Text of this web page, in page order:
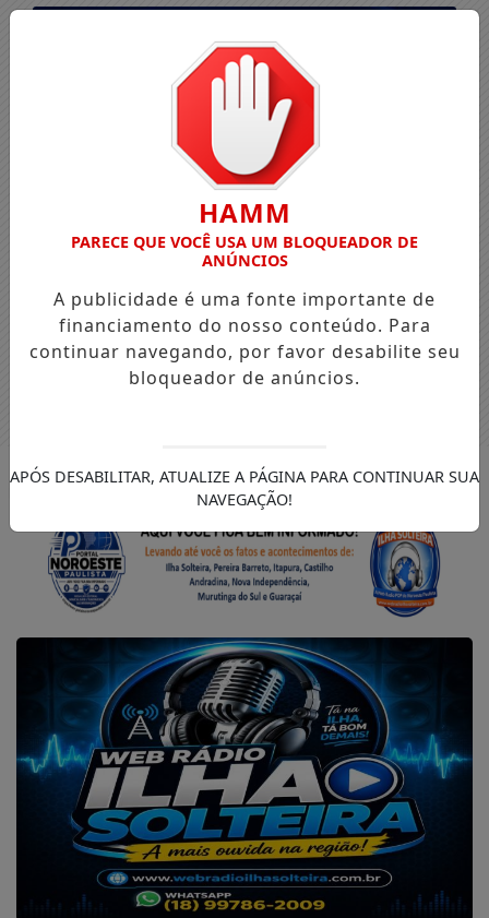
Entrar
HAMM
PARECE QUE VOCÊ USA UM BLOQUEADOR DE
ANÚNCIOS
A publicidade é uma fonte importante de
financiamento do nosso conteúdo. Para
continuar navegando, por favor desabilite seu
bloqueador de anúncios.
APÓS DESABILITAR, ATUALIZE A PÁGINA PARA CONTINUAR SUA
NAVEGAÇÃO!